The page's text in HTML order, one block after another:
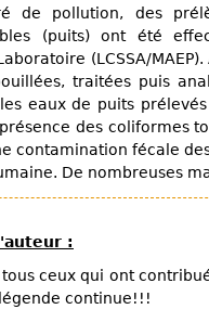
de pollution, des
(puits) ont été
(LCSSA/
traitées puis
eaux de puits
des coliformes
contamination fécale
De nombreuses
:
ceux qui ont
continue!!!